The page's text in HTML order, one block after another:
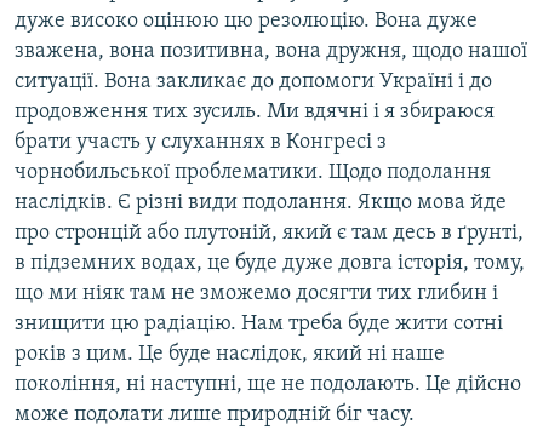
дуже високо оцінюю цю резолюцію. Вона дуже
зважена, вона позитивна, вона дружня, щодо нашої
ситуації. Вона закликає до допомоги Україні і до
продовження тих зусиль. Ми вдячні і я збираюся
брати участь у слуханнях в Конгресі з
чорнобильської проблематики. Щодо подолання
наслідків. Є різні види подолання. Якщо мова йде
про стронцій або плутоній, який є там десь в ґрунті,
в підземних водах, це буде дуже довга історія, тому,
що ми ніяк там не зможемо досягти тих глибин і
знищити цю радіацію. Нам треба буде жити сотні
років з цим. Це буде наслідок, який ні наше
покоління, ні наступні, ще не подолають. Це дійсно
може подолати лише природній біг часу.